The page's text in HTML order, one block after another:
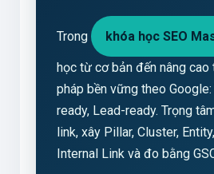
Trong khóa học SEO
học từ cơ bản đến nâng
pháp bền vững theo
ready, Lead-ready. Trọng
link, xây Pillar, Cluster,
Internal Link và đo bằng